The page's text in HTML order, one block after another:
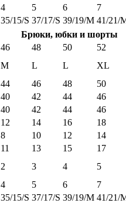
4 5 6
7
35/15/S 37/17/S 39/19/M 41/21/
Брюки, юбки и шорты
46 48 50
52
M L L
XL
44 46 48
50
40 42 44
46
40 42 44
46
12 14 16
18
8 10 12
14
11 13 15
17
2 3 4
5
4 5 6
7
35/15/S 37/17/S 39/19/M 41/21/